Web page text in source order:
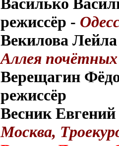
Василько
режиссёр -
Векилова
Аллея почётных
Верещагин
режиссёр
Весник
Москва,